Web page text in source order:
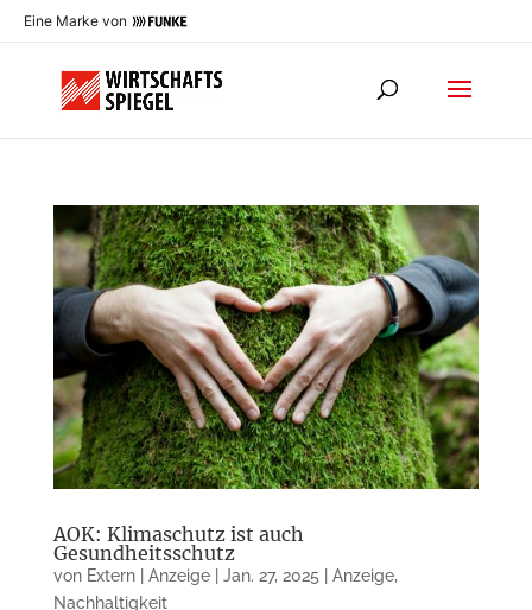
Eine Marke von
AOK: Klimaschutz ist auch
Gesundheitsschutz
von Extern | Anzeige| Jan. 27, 2025 Anzeige,
Nachhaltigkeit